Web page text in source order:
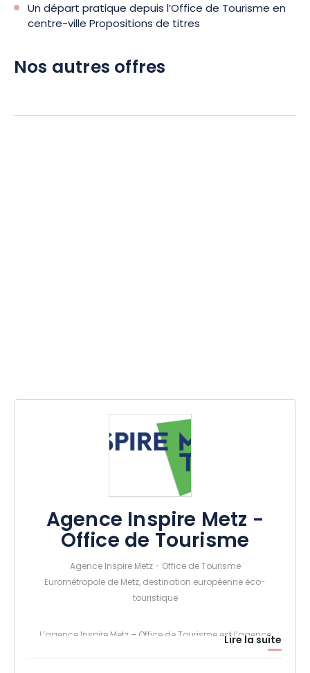
Un départ pratique depuis l’Office de Tourisme en
centre-ville Propositions de titres
Nos autres offres
Agence Inspire Metz -
Office de Tourisme
Agence Inspire Metz - Office de Tourisme
Eurométropole de Metz, destination européenne éco-
touristique
L’agence Inspire Metz – Office de Tourisme est l’agence
d’attractivité de la métropole de Metz. Située à 1h20 de Paris
Lire la suite